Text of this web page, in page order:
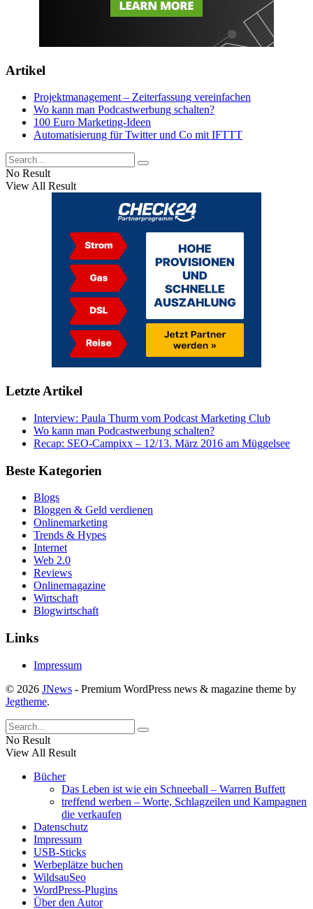
Artikel
Projektmanagement – Zeiterfassung vereinfachen
Wo kann man Podcastwerbung schalten?
100 Euro Marketing-Ideen
Automatisierung für Twitter und Co mit IFTTT
No Result
View All Result
Letzte Artikel
Interview: Paula Thurm vom Podcast Marketing Club
Wo kann man Podcastwerbung schalten?
Recap: SEO-Campixx – 12/13. März 2016 am Müggelsee
Beste Kategorien
Blogs
Bloggen & Geld verdienen
Onlinemarketing
Trends & Hypes
Internet
Web 2.0
Reviews
Onlinemagazine
Wirtschaft
Blogwirtschaft
Links
Impressum
© 2026 JNews - Premium WordPress news & magazine theme by
Jegtheme.
No Result
View All Result
Bücher
Das Leben ist wie ein Schneeball – Warren Buffett
treffend werben – Worte, Schlagzeilen und Kampagnen
die verkaufen
Datenschutz
Impressum
USB-Sticks
Werbeplätze buchen
WildsauSeo
WordPress-Plugins
Über den Autor